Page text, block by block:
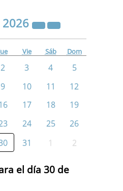
2026
Vie Sáb Dom
2 3 4
5
9 10 11
12
17 18
19
24 25
26
31 1 2
el día 30 de